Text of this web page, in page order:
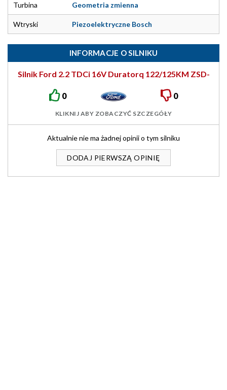
Turbina Geometria zmienna
Wtryski Piezoelektryczne Bosch
INFORMACJE O SILNIKU
Silnik Ford 2.2 TDCi 16V Duratorq 122/125KM ZSD-
0
0
KLIKNIJ ABY ZOBACZYĆ SZCZEGÓŁY
Aktualnie nie ma żadnej opinii o tym silniku
DODAJ PIERWSZĄ OPINIĘ